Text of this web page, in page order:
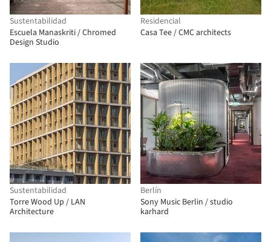
Sustentabilidad
Escuela Manaskriti / Chromed
Design Studio
Residencial
Casa Tee / CMC architects
Sustentabilidad
Torre Wood Up / LAN
Architecture
Berlín
Sony Music Berlin / studio
karhard